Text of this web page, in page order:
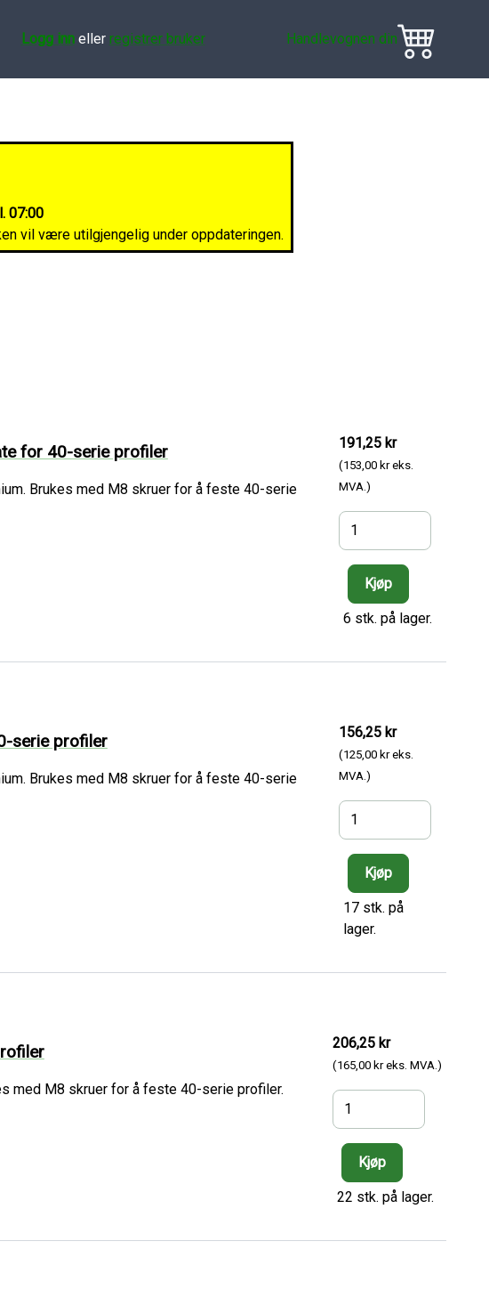
Logg inneller registrer bruker Handlevognen din
07:00
vil være utilgjengelig under oppdateringen.
for 40-serie profiler
Brukes med M8 skruer for å feste 40-serie
191,25 kr
(153,00 kr eks.
MVA.)
6 stk. på lager.
serie profiler
Brukes med M8 skruer for å feste 40-serie
156,25 kr
(125,00 kr eks.
MVA.)
17 stk. på
lager.
med M8 skruer for å feste 40-serie profiler.
206,25 kr
(165,00 kr eks. MVA.)
22 stk. på lager.